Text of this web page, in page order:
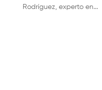
Rodríguez, experto en...